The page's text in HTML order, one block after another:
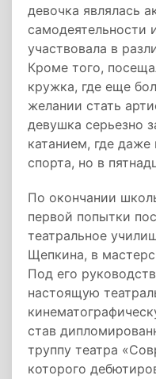
девочка являлась
самодеятельности
участвовала в
Кроме того,
кружка, где еще
желании стать
девушка серьезно
катанием, где даже
спорта, но в
По окончании
первой попытки
театральное
Щепкина, в
Под его
настоящую
став
труппу театра
которого